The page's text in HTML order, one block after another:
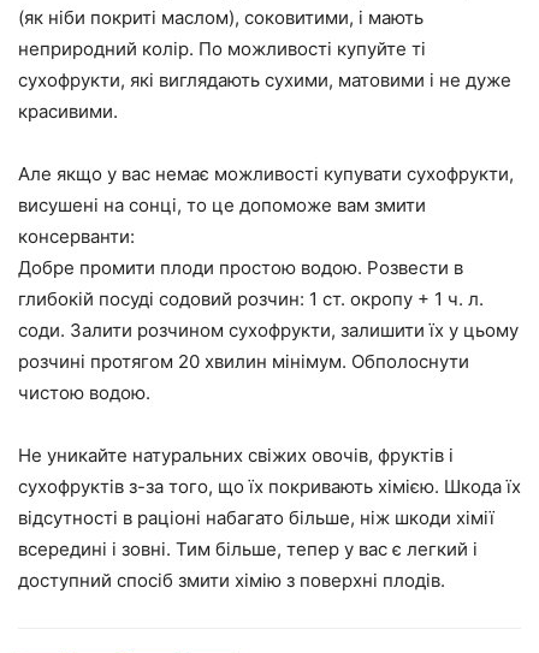
(як ніби покриті маслом), соковитими, і мають
неприродний колір. По можливості купуйте ті
сухофрукти, які виглядають сухими, матовими і не дуже
красивими.
Але якщо у вас немає можливості купувати сухофрукти,
висушені на сонці, то це допоможе вам змити
консерванти:
Добре промити плоди простою водою. Розвести в
глибокій посуді содовий розчин: 1 ст. окропу + 1 ч. л.
соди. Залити розчином сухофрукти, залишити їх у цьому
розчині протягом 20 хвилин мінімум. Обполоснути
чистою водою.
Не уникайте натуральних свіжих овочів, фруктів і
сухофруктів з-за того, що їх покривають хімією. Шкода їх
відсутності в раціоні набагато більше, ніж шкоди хімії
всередині і зовні. Тим більше, тепер у вас є легкий і
доступний спосіб змити хімію з поверхні плодів.